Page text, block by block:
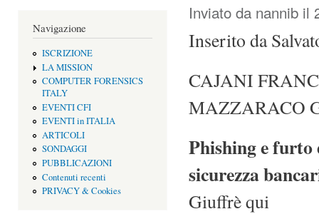
Navigazione
ISCRIZIONE
LA MISSION
COMPUTER FORENSICS
ITALY
EVENTI CFI
EVENTI in ITALIA
ARTICOLI
SONDAGGI
PUBBLICAZIONI
Contenuti recenti
PRIVACY & Cookies
Inviato da nannib il
Inserito da
CAJANI
MAZZARACO
Phishing e
sicurezza
Giuffrè qui